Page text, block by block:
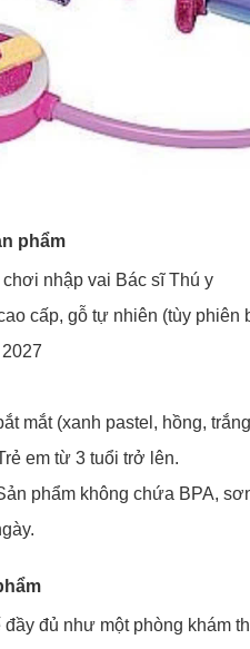
phẩm
chơi nhập vai Bác sĩ Thú y
cấp, gỗ tự nhiên (tùy phiên
mắt (xanh pastel, hồng,
em từ 3 tuổi trở lên.
phẩm không chứa BPA,
đủ như một phòng khám